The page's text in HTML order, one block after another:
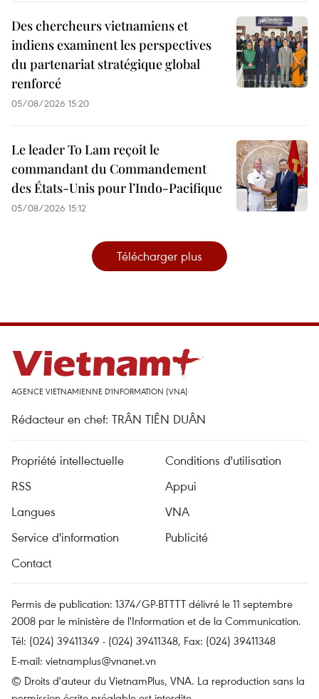
Des chercheurs vietnamiens et
indiens examinent les perspectives
du partenariat stratégique global
renforcé
05/08/2026 15:20
Le leader To Lam reçoit le
commandant du Commandement
des États-Unis pour l’Indo-Pacifique
05/08/2026 15:12
Télécharger plus
AGENCE VIETNAMIENNE D'INFORMATION (VNA)
Rédacteur en chef: TRÂN TIÊN DUÂN
Propriété intellectuelle
Conditions d'utilisation
RSS
Appui
Langues
VNA
Service d'information
Publicité
Contact
Permis de publication: 1374/GP-BTTTT délivré le 11 septembre
2008 par le ministère de l'Information et de la Communication.
Tél: (024) 39411349 - (024) 39411348, Fax: (024) 39411348
E-mail: vietnamplus@vnanet.vn
© Droits d'auteur du VietnamPlus, VNA. La reproduction sans la